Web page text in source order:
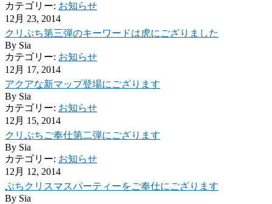
カテゴリー: お知らせ
12月 23, 2014
クリぷち第三弾のキーワードは虎にござりました
By Sia
カテゴリー: お知らせ
12月 17, 2014
アクアな新マップ登場にござります
By Sia
カテゴリー: お知らせ
12月 15, 2014
クリぷちご奉仕第二弾にござります
By Sia
カテゴリー: お知らせ
12月 12, 2014
ぷちクリスマスパーティーをご奉仕にござります
By Sia